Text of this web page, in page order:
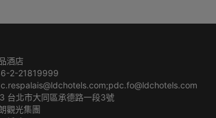
酒店
2-21819999
台北市大同區承德路一段3號
觀光集團